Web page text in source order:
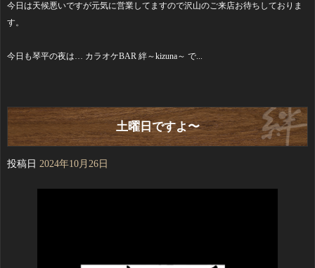
今日は天候悪いですが元気に営業してますので沢山のご来店お待ちしておりま
す。
今日も琴平の夜は… カラオケBAR 絆～kizuna～ で...
土曜日ですよ〜
投稿日 2024年10月26日